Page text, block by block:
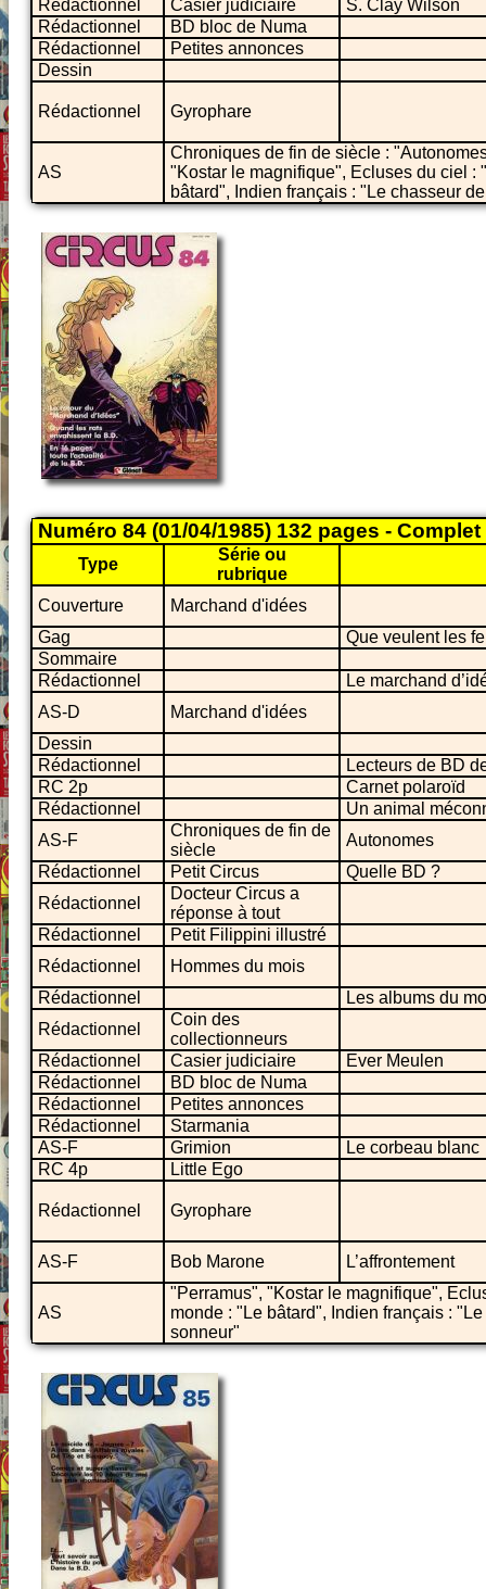
Rédactionnel Casier judiciaire
S. Clay Wilson
Rédactionnel
BD bloc de Numa
Rédactionnel
Petites annonces
Dessin
Rédactionnel Gyrophare
AS
Chroniques de fin de siècle :
"Kostar le magnifique", Ecluses du ciel :
bâtard", Indien français : "Le chasseur
Numéro 84 (01/04/1985) 132 pages - Complet
Type
Série ou
rubrique
Couverture
Marchand d'idées
Gag
Que veulent les
Sommaire
Rédactionnel
Le marchand
AS-D
Marchand d'idées
Dessin
Rédactionnel
Lecteurs de BD
RC 2p
Carnet polaroïd
Rédactionnel
Un animal
AS-F
Chroniques de fin de
siècle
Autonomes
Rédactionnel
Petit Circus
Quelle BD ?
Rédactionnel
Docteur Circus a
réponse à tout
Rédactionnel
Petit Filippini illustré
Rédactionnel
Hommes du mois
Rédactionnel
Les albums du
Rédactionnel
Coin des
collectionneurs
Rédactionnel
Casier judiciaire
Ever Meulen
Rédactionnel
BD bloc de Numa
Rédactionnel
Petites annonces
Rédactionnel
Starmania
AS-F
Grimion
Le corbeau blanc
RC 4p
Little Ego
Rédactionnel Gyrophare
AS-F Bob Marone L’affrontement
AS
"Perramus", "Kostar le magnifique",
monde : "Le bâtard", Indien français :
sonneur"